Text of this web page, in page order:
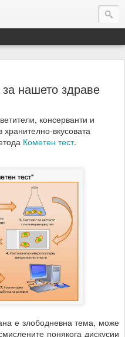
нашето здраве
консерванти и
вкусовата
Кометен тест.
е злободневна тема, може
понякога дискусии